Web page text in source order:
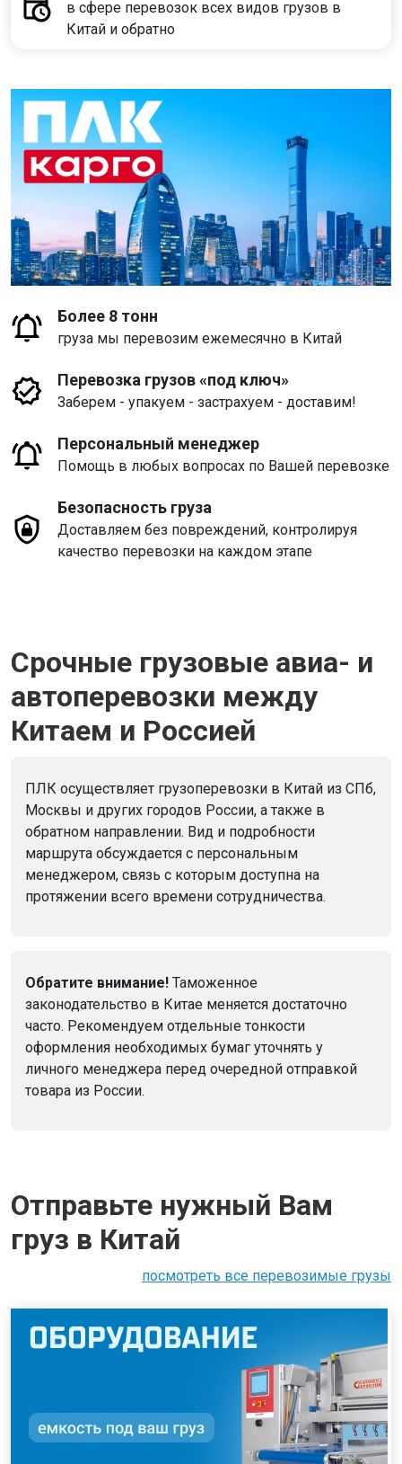
в сфере перевозок всех видов грузов в
Китай и обратно
Более 8 тонн
груза мы перевозим ежемесячно в Китай
Перевозка грузов «под ключ»
Заберем - упакуем - застрахуем - доставим!
Персональный менеджер
Помощь в любых вопросах по Вашей перевозке
Безопасность груза
Доставляем без повреждений, контролируя
качество перевозки на каждом этапе
Срочные грузовые авиа- и
автоперевозки между
Китаем и Россией
ПЛК осуществляет грузоперевозки в Китай из СПб,
Москвы и других городов России, а также в
обратном направлении. Вид и подробности
маршрута обсуждается с персональным
менеджером, связь с которым доступна на
протяжении всего времени сотрудничества.
Обратите внимание! Таможенное
законодательство в Китае меняется достаточно
часто. Рекомендуем отдельные тонкости
оформления необходимых бумаг уточнять у
личного менеджера перед очередной отправкой
товара из России.
Отправьте нужный Вам
груз в Китай
посмотреть все перевозимые грузы